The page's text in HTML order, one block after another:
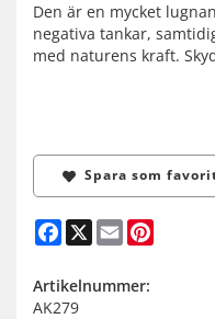
Den är en mycket
negativa tankar,
med naturens kraft.
Spara som
Facebook
X Email
Artikelnummer:
AK279